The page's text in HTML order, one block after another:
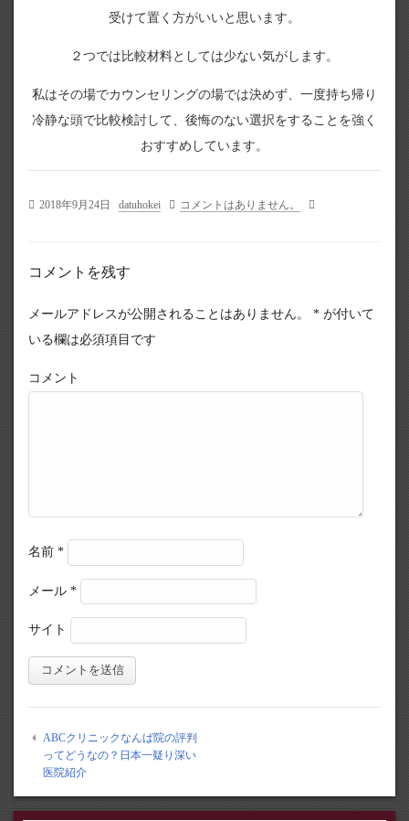
受けて置く方がいいと思います。
２つでは比較材料としては少ない気がします。
私はその場でカウンセリングの場では決めず、一度持ち帰り
冷静な頭で比較検討して、後悔のない選択をすることを強く
おすすめしています。
2018年9月24日 datuhokei コメントはありません。
コメントを残す
メールアドレスが公開されることはありません。 * が付いて
いる欄は必須項目です
コメント
名前 *
メール *
サイト
ABCクリニックなんば院の評判
ってどうなの？日本一疑り深い
医院紹介